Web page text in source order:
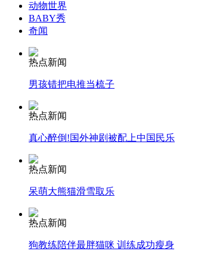
无痛分娩是否安全 医生回应
外交部：反对强权政治霸凌主义
外交部：有关国家言论片面不公正
安徽一实载49人客车翻车
动物世界
BABY秀
奇闻
热点新闻
男孩错把电推当梳子
热点新闻
真心醉倒!国外神剧被配上中国民乐
热点新闻
呆萌大熊猫滑雪取乐
热点新闻
狗教练陪伴最胖猫咪 训练成功瘦身